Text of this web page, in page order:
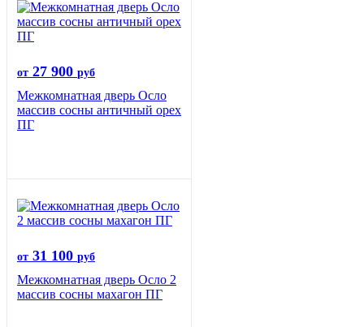
от 27 900 руб
Межкомнатная дверь Осло
массив сосны античный орех
ПГ
от 31 100 руб
Межкомнатная дверь Осло 2
массив сосны махагон ПГ